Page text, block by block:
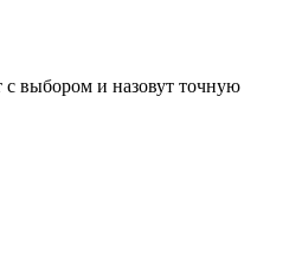
выбором и назовут точную